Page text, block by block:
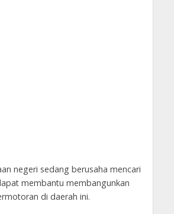
negeri sedang berusaha mencari
membantu membangunkan
di daerah ini.